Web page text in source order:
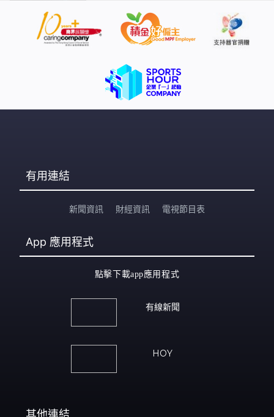
有用連結
新聞資訊 財經資訊 電視節目表
App 應用程式
點擊下載app應用程式
有線新聞
HOY
其他連結